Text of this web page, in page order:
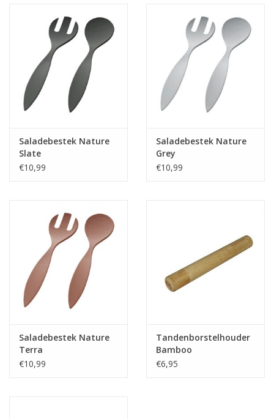
Saladebestek Nature
Slate
€10,99
Saladebestek Nature
Grey
€10,99
Saladebestek Nature
Terra
€10,99
Tandenborstelhouder
Bamboo
€6,95